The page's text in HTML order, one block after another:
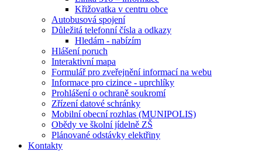
Křižovatka v centru obce
Autobusová spojení
Důležitá telefonní čísla a odkazy
Hledám - nabízím
Hlášení poruch
Interaktivní mapa
Formulář pro zveřejnění informací na webu
Informace pro cizince - uprchlíky
Prohlášení o ochraně soukromí
Zřízení datové schránky
Mobilní obecní rozhlas (MUNIPOLIS)
Obědy ve školní jídelně ZŠ
Plánované odstávky elektřiny
Kontakty